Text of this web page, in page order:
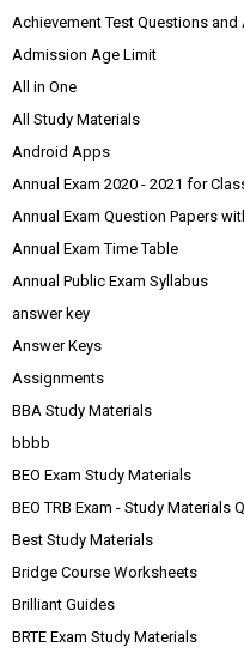
Achievement Test Questions and
Admission Age Limit
All in One
All Study Materials
Android Apps
Annual Exam 2020 - 2021 for
Annual Exam Question Papers
Annual Exam Time Table
Annual Public Exam Syllabus
answer key
Answer Keys
Assignments
BBA Study Materials
bbbb
BEO Exam Study Materials
BEO TRB Exam - Study
Best Study Materials
Bridge Course Worksheets
Brilliant Guides
BRTE Exam Study Materials